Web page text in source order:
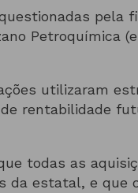
pela
Petroquímica
utilizaram
rentabilidade
todas as
da estatal, e que